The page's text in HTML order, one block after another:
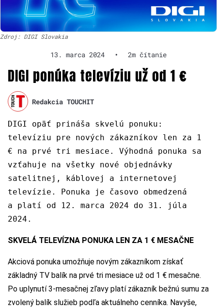
Zdroj: DIGI Slovakia
13. marca 2024 • 2m čítanie
DIGI ponúka televíziu už od 1 €
Redakcia TOUCHIT
DIGI opäť prináša skvelú ponuku:
televíziu pre nových zákazníkov len za 1
€ na prvé tri mesiace. Výhodná ponuka sa
vzťahuje na všetky nové objednávky
satelitnej, káblovej a internetovej
televízie. Ponuka je časovo obmedzená
a platí od 12. marca 2024 do 31. júla
2024.
SKVELÁ TELEVÍZNA PONUKA LEN ZA 1 € MESAČNE
Akciová ponuka umožňuje novým zákazníkom získať
základný TV balík na prvé tri mesiace už od 1 € mesačne.
Po uplynutí 3-mesačnej zľavy platí zákazník bežnú sumu za
zvolený balík služieb podľa aktuálneho cenníka. Navyše,